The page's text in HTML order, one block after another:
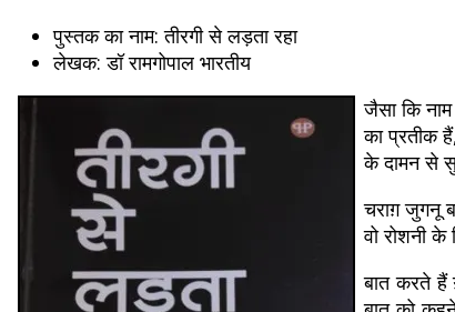
पुस्तक का नाम:तीरगी से लड़ता रहा
लेखक:डॉ रामगोपाल भारतीय
जैसा कि
का प्रतीक
के दामन से
चराग़ जुगनू
वो रोशनी
बात करते